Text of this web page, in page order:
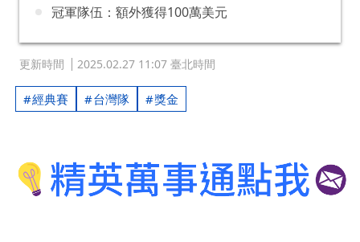
冠軍隊伍：額外獲得100萬美元
更新時間 2025.02.27 11:07 臺北時間
經典賽 台灣隊 獎金